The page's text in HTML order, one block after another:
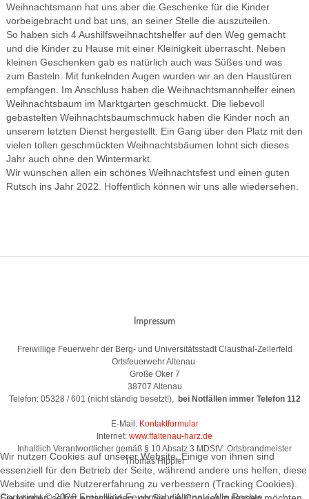
Weihnachtsmann hat uns aber die Geschenke für die Kinder
vorbeigebracht und bat uns, an seiner Stelle die auszuteilen.
So haben sich 4 Aushilfsweihnachtshelfer auf den Weg gemacht
und die Kinder zu Hause mit einer Kleinigkeit überrascht. Neben
kleinen Geschenken gab es natürlich auch was Süßes und was
zum Basteln. Mit funkelnden Augen wurden wir an den Haustüren
empfangen. Im Anschluss haben die Weihnachtsmannhelfereinen
Weihnachtsbaum im Marktgarten geschmückt. Die liebevoll
gebastelten Weihnachtsbaumschmuck haben die Kinder noch an
unserem letzten Dienst hergestellt. Ein Gang über den Platz mit den
vielen tollen geschmückten Weihnachtsbäumen lohnt sich dieses
Jahr auch ohne den Wintermarkt.
Wir wünschen allen ein schönes Weihnachtsfest und einen guten
Rutsch ins Jahr 2022. Hoffentlich können wir uns alle wiedersehen.
Impressum
Freiwillige Feuerwehr der Berg- und Universitätsstadt Clausthal-Zellerfeld
Ortsfeuerwehr Altenau
Große Oker 7
38707 Altenau
Telefon: 05328 / 601 (nicht ständig besetzt!), bei Notfällen immer Telefon 112
E-Mail: Kontaktformular
Internet: www.ffaltenau-harz.de
Inhaltlich Verantwortlicher gemäß § 10 Absatz 3 MDStV: Ortsbrandmeister
Thomas Hippler
Wir nutzen Cookies auf unserer Website. Einige von ihnen sind
essenziell für den Betrieb der Seite, während andere uns helfen, diese
Website und die Nutzererfahrung zu verbessern (Tracking Cookies).